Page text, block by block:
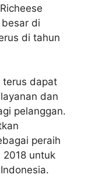
di
di tahun
terus dapat
dan
pelanggan.
peraih
2018 untuk